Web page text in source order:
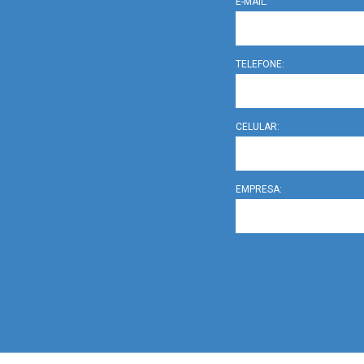
TELEFONE:
CELULAR:
EMPRESA: